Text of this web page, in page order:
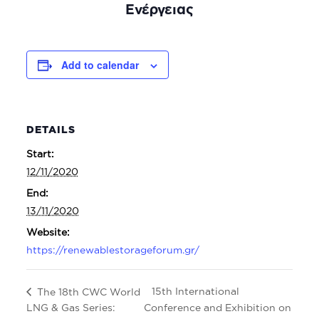
Ενέργειας
Add to calendar
DETAILS
Start:
12/11/2020
End:
13/11/2020
Website:
https://renewablestorageforum.gr/
The 18th CWC World
LNG & Gas Series:
15th International
Conference and Exhibition on